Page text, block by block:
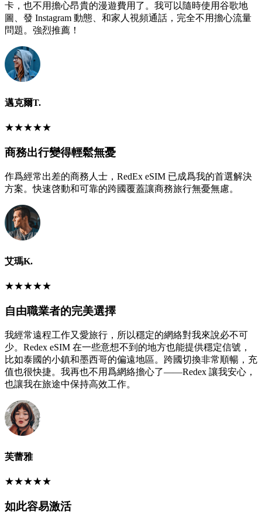
卡，也不用擔心昂貴的漫遊費用了。我可以隨時使用谷歌地
圖、發 Instagram 動態、和家人視頻通話，完全不用擔心流量
問題。強烈推薦！
邁克爾T.
★★★★★
商務出行變得輕鬆無憂
作爲經常出差的商務人士，RedEx eSIM 已成爲我的首選解決
方案。快速啓動和可靠的跨國覆蓋讓商務旅行無憂無慮。
艾瑪K.
★★★★★
自由職業者的完美選擇
我經常遠程工作又愛旅行，所以穩定的網絡對我來說必不可
少。Redex eSIM 在一些意想不到的地方也能提供穩定信號，
比如泰國的小鎮和墨西哥的偏遠地區。跨國切換非常順暢，充
值也很快捷。我再也不用爲網絡擔心了——Redex 讓我安心，
也讓我在旅途中保持高效工作。
芙蕾雅
★★★★★
如此容易激活